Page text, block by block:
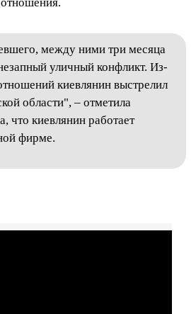
между ними три месяца
уличный конфликт. Из-
киевлянин выстрелил
области", – отметила
что киевлянин работает
фирме.